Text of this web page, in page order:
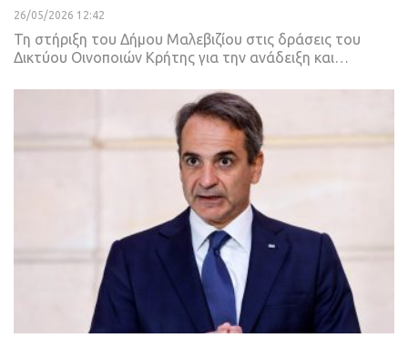
26/05/2026 12:42
Τη στήριξη του Δήμου Μαλεβιζίου στις δράσεις του
Δικτύου Οινοποιών Κρήτης για την ανάδειξη και…